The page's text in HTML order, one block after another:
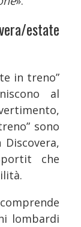
estate
in treno”
al
sono
che
lombardi